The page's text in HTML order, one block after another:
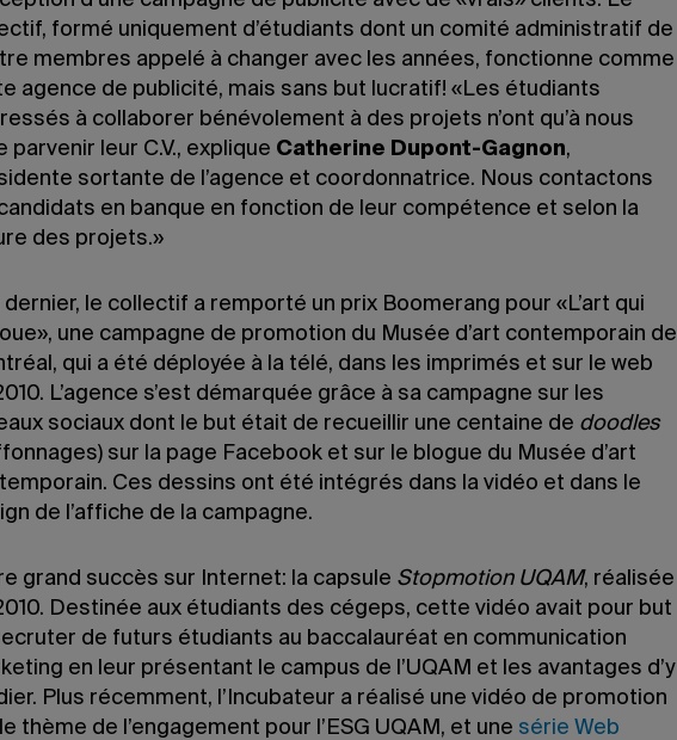
formé uniquement d’étudiants dont un comité administratif de
membres appelé à changer avec les années, fonctionne comme
agence de publicité, mais sans but lucratif! «Les étudiants
à collaborer bénévolement à des projets n’ont qu’à nous
parvenir leur C.V., explique Catherine Dupont-Gagnon,
sortante de l’agence et coordonnatrice. Nous contactons
en banque en fonction de leur compétence et selon la
des projets.»
dernier, le collectif a remporté un prix Boomerang pour «L’art qui
une campagne de promotion du Musée d’art contemporain de
qui a été déployée à la télé, dans les imprimés et sur le web
L’agence s’est démarquée grâce à sa campagne sur les
sociaux dont le but était de recueillir une centaine de doodles
sur la page Facebook et sur le blogue du Musée d’art
Ces dessins ont été intégrés dans la vidéo et dans le
de l’affiche de la campagne.
grand succès sur Internet: la capsule Stopmotion UQAM, réalisée
Destinée aux étudiants des cégeps, cette vidéo avait pour but
de futurs étudiants au baccalauréat en communication
en leur présentant le campus de l’UQAM et les avantages d’y
Plus récemment, l’Incubateur a réalisé une vidéo de promotion
thème de l’engagement pour l’ESG UQAM, et une série Web